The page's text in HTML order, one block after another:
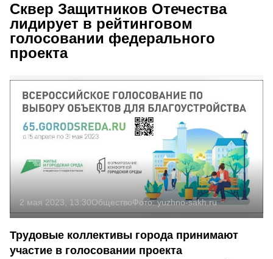
Сквер Защитников Отечества
лидирует в рейтинговом
голосовании федерального
проекта
2 мая 2023, 13:30ОбществоФото:yuzhno-sakh.ru
Трудовые коллективы города принимают
участие в голосовании проекта